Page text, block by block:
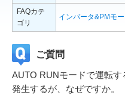
FAQカテ
ゴリ
インバータ&PMモー
ご質問
AUTO RUNモードで運転
発生するが、なぜですか。